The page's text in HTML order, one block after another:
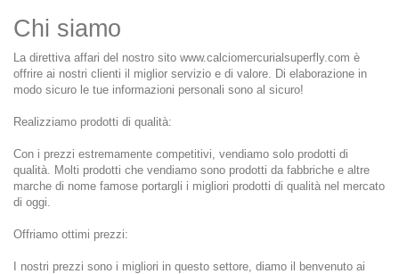
Chi siamo
La direttiva affari del nostro sito www.calciomercurialsuperfly.com è
offrire ai nostri clienti il miglior servizio e di valore. Di elaborazione in
modo sicuro le tue informazioni personali sono al sicuro!
Realizziamo prodotti di qualità:
Con i prezzi estremamente competitivi, vendiamo solo prodotti di
qualità. Molti prodotti che vendiamo sono prodotti da fabbriche e altre
marche di nome famose portargli i migliori prodotti di qualità nel mercato
di oggi.
Offriamo ottimi prezzi:
I nostri prezzi sono i migliori in questo settore, diamo il benvenuto ai